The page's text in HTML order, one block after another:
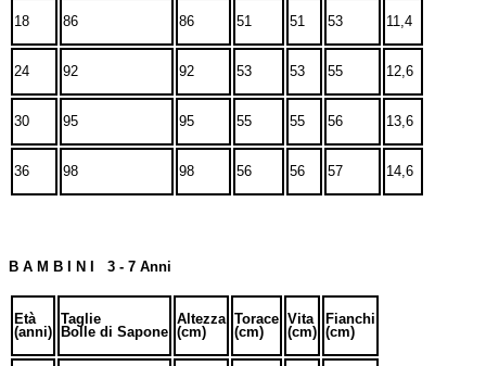
18 86 86 51 51 53 11,4
24 92 92 53 53 55 12,6
30 95 95 55 55 56 13,6
36 98 98 56 56 57 14,6
B A M B I N I 3 - 7 Anni
Età
(anni)
Taglie
Bolle di Sapone
Altezza
(cm)
Torace
(cm)
Vita
(cm)
Fianchi
(cm)